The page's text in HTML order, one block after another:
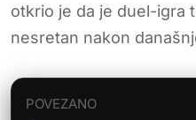
otkrio je da je duel-igra
nesretan nakon
POVEZANO